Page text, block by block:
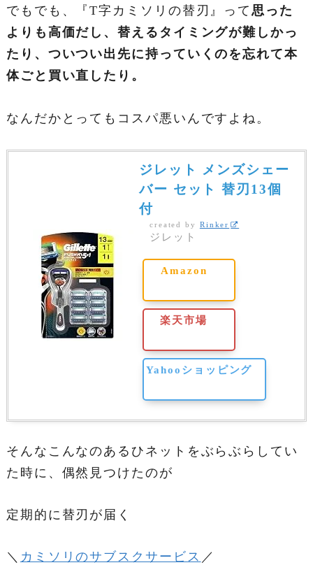
でもでも、『T字カミソリの替刃』って思った
よりも高価だし、替えるタイミングが難しかっ
たり、ついつい出先に持っていくのを忘れて本
体ごと買い直したり。
なんだかとってもコスパ悪いんですよね。
ジレット メンズシェー
バー セット 替刃13個
付
created by Rinker
ジレット
Amazon
楽天市場
Yahooショッピング
そんなこんなのあるひネットをぶらぶらしてい
た時に、偶然見つけたのが
定期的に替刃が届く
＼ カミソリのサブスクサービス ／